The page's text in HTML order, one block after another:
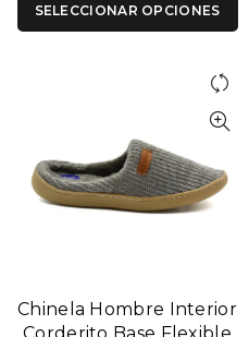
SELECCIONAR OPCIONES
Chinela Hombre Interior
Corderito Base Flexible